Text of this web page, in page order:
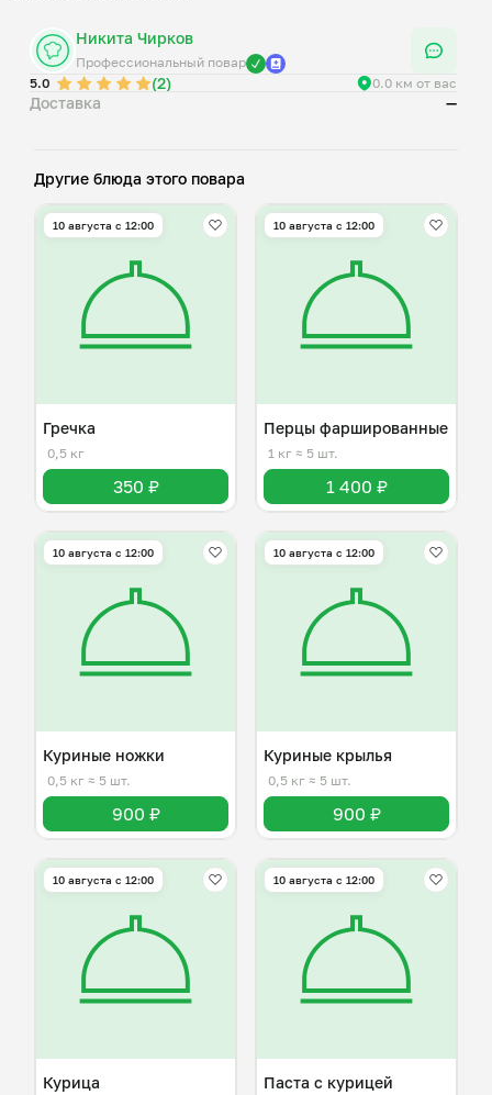
Никита Чирков
Профессиональный повар
5.0
(2) 0.0 км от вас
Доставка —
Другие блюда этого повара
10 августа с 12:00
Гречка
0,5 кг
350 ₽
10 августа с 12:00
Перцы фаршированные
1 кг ≈ 5 шт.
1 400 ₽
10 августа с 12:00
Куриные ножки
0,5 кг ≈ 5 шт.
900 ₽
10 августа с 12:00
Куриные крылья
0,5 кг ≈ 5 шт.
900 ₽
10 августа с 12:00
Курица
10 августа с 12:00
Паста с курицей